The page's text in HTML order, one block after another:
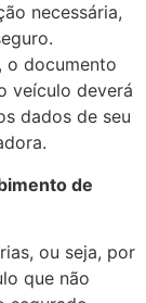
necessária,
o documento
veículo deverá
dados de seu
dora.
de
ou seja, por
que não